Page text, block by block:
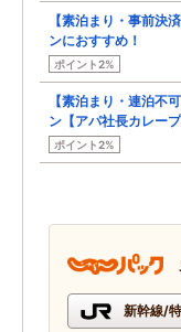
【素泊まり・事前決
ンにおすすめ！
ポイント2%
【素泊まり・連泊不
ン【アパ社長カレープ
ポイント2%
新幹線/